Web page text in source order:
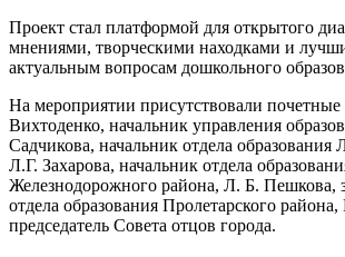
Проект стал платформой для открытого
мнениями, творческими находками и
актуальным вопросам дошкольного
На мероприятии присутствовали
Вихтоденко, начальник управления
Садчикова, начальник отдела образования
Л.Г. Захарова, начальник отдела
Железнодорожного района, Л. Б. Пешкова,
отдела образования Пролетарского
председатель Совета отцов города.